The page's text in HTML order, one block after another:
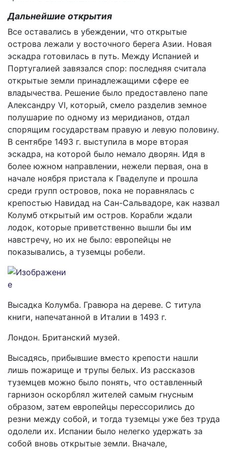
Дальнейшие открытия
Все оставались в убеждении, что открытые
острова лежали у восточного берега Азии. Новая
эскадра готовилась в путь. Между Испанией и
Португалией завязался спор: последняя считала
открытые земли принадлежащими сфере ее
владычества. Решение было предоставлено папе
Александру VI, который, смело разделив земное
полушарие по одному из меридианов, отдал
спорящим государствам правую и левую половину.
В сентябре 1493 г. выступила в море вторая
эскадра, на которой было немало дворян. Идя в
более южном направлении, нежели первая, она в
начале ноября пристала к Гваделупе и прошла
среди групп островов, пока не поравнялась с
крепостью Навидад на Сан-Сальвадоре, как назвал
Колумб открытый им остров. Корабли ждали
лодок, которые приветственно вышли бы им
навстречу, но их не было: европейцы не
показывались, а туземцы робели.
Высадка Колумба. Гравюра на дереве. С титула
книги, напечатанной в Италии в 1493 г.
Лондон. Британский музей.
Высадясь, прибывшие вместо крепости нашли
лишь пожарище и трупы белых. Из рассказов
туземцев можно было понять, что оставленный
гарнизон оскорблял жителей самым гнусным
образом, затем европейцы перессорились до
резни между собой, и тогда туземцы уже без труда
одолели их. Испании было нелегко удержать за
собой вновь открытые земли. Вначале,